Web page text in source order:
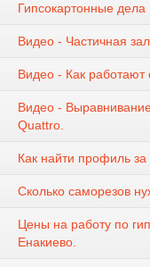
Гипсокартонные дела
Видео - Частичная
Видео - Как работают
Видео -
Quattro.
Как найти профиль за
Cколько саморезов
Цены на работу по
Енакиево.